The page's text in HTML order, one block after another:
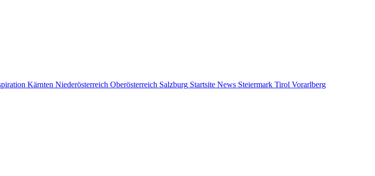
Kärnten Niederösterreich Oberösterreich Salzburg Startsite News Steiermark Tirol Vorarlberg